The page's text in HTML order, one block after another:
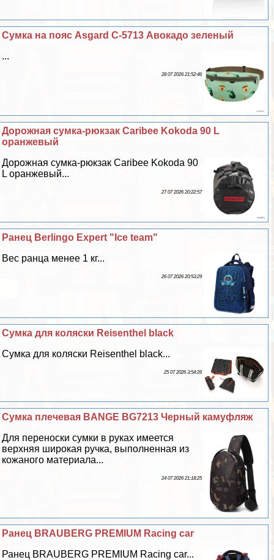
Сумка на пояс Asgard С-5713 Авокадо зеленый
...
28 07 2026 21:52:46
Дорожная сумка-рюкзак Caribee Kokoda 90 L
оранжевый
Дорожная сумка-рюкзак Caribee Kokoda 90
L оранжевый...
27 07 2026 20:22:57
Ранец Berlingo Expert "Ice team"
Вес ранца менее 1 кг...
26 07 2026 20:53:29
Сумка для коляски Reisenthel black
Сумка для коляски Reisenthel black...
25 07 2026 3:54:26
Сумка плечевая BANGE BG7213 Черный камуфляж
Для переноски сумки в руках имеется
верхняя широкая ручка, выполненная из
кожаного материала...
24 07 2026 21:18:25
Ранец BRAUBERG PREMIUM Racing car
Ранец BRAUBERG PREMIUM Racing car...